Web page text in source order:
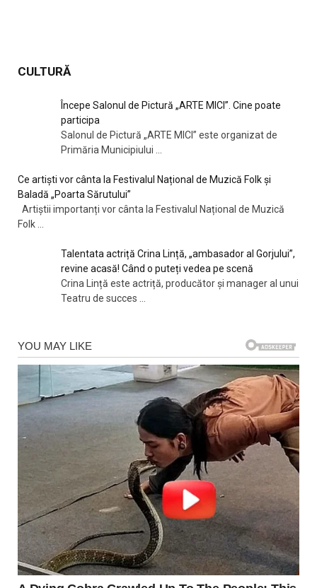
CULTURĂ
Începe Salonul de Pictură „ARTE MICI”. Cine poate
participa
Salonul de Pictură „ARTE MICI” este organizat de
Primăria Municipiului
Ce artiști vor cânta la Festivalul Național de Muzică Folk și
Baladă „Poarta Sărutului”
Artiștii importanți vor cânta la Festivalul Național de Muzică
Folk
Talentata actriță Crina Lință, „ambasador al Gorjului”,
revine acasă! Când o puteți vedea pe scenă
Crina Lință este actriță, producător și manager al unui
Teatru de succes